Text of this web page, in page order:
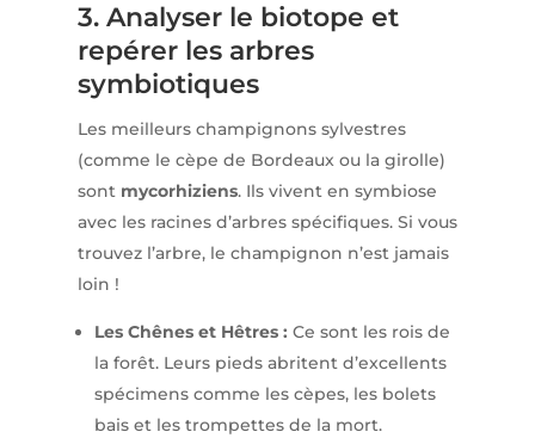
3. Analyser le biotope et
repérer les arbres
symbiotiques
Les meilleurs champignons sylvestres
(comme le cèpe de Bordeaux ou la girolle)
sont mycorhiziens. Ils vivent en symbiose
avec les racines d’arbres spécifiques. Si vous
trouvez l’arbre, le champignon n’est jamais
loin !
Les Chênes et Hêtres : Ce sont les rois de
la forêt. Leurs pieds abritent d’excellents
spécimens comme les cèpes, les bolets
bais et les trompettes de la mort.